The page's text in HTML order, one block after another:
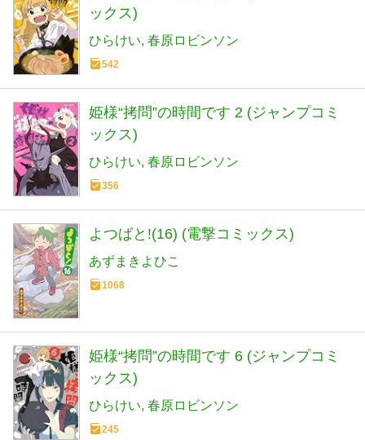
ックス)
ひらけい 春原ロビンソン
542
姫様“拷問”の時間です 2 (ジャンプコミ
ックス)
ひらけい 春原ロビンソン
356
よつばと!(16) (電撃コミックス)
あずまきよひこ
1068
姫様“拷問”の時間です 6 (ジャンプコミ
ックス)
ひらけい 春原ロビンソン
245